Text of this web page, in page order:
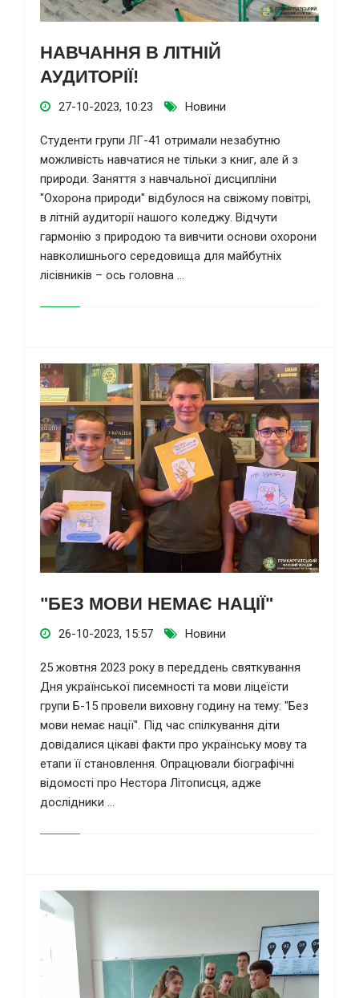
НАВЧАННЯ В ЛІТНІЙ
АУДИТОРІЇ!
27-10-2023, 10:23 Новини
Студенти групи ЛГ-41 отримали незабутню
можливість навчатися не тільки з книг, але й з
природи. Заняття з навчальної дисципліни
"Охорона природи" відбулося на свіжому повітрі,
в літній аудиторії нашого коледжу. Відчути
гармонію з природою та вивчити основи охорони
навколишнього середовища для майбутніх
лісівників – ось головна ...
"БЕЗ МОВИ НЕМАЄ НАЦІЇ"
26-10-2023, 15:57 Новини
25 жовтня 2023 року в переддень святкування
Дня української писемності та мови ліцеїсти
групи Б-15 провели виховну годину на тему: "Без
мови немає нації". Під час спілкування діти
довідалися цікаві факти про українську мову та
етапи її становлення. Опрацювали біографічні
відомості про Нестора Літописця, адже
дослідники ...